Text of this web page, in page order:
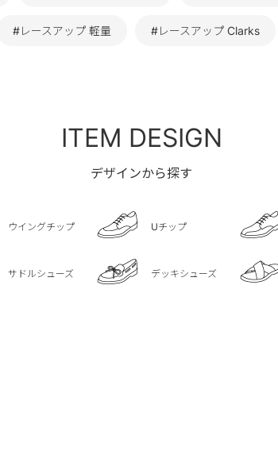
#レースアップ 軽量 #レースアップ Clarks
ITEM DESIGN
デザインから探す
ウイングチップ Uチップ
サドルシューズ デッキシューズ